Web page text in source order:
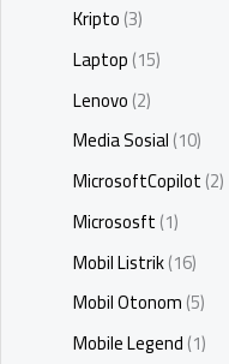
Kripto(3)
Laptop(15)
Lenovo(2)
Media Sosial(10)
MicrosoftCopilot(2)
Micrososft(1)
Mobil Listrik(16)
Mobil Otonom(5)
Mobile Legend(1)